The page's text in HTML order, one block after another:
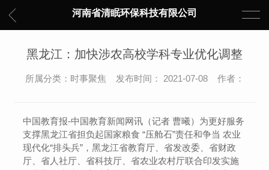
河南省清眠环保科技有限公司
黑龙江：加快涉农高校学科专业优化调整
所属分类：时事聚焦 发布时间： 2021-07-08 作者：
中国教育报-中国教育新闻网讯（记者 曹曦）为更好服务
支撑黑龙江省担负起国家粮食 “压舱石”责任和争当 农业
现代化“排头兵”，黑龙江省教育厅、省发改委、省财政
厅、省人社厅、省科技厅、省农业农村厅联合印发实施